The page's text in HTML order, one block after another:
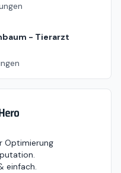
- Tierarzt
Optimierung
einfach.